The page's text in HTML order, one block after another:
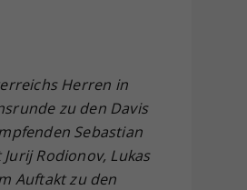
Herren in
zu den Davis
Sebastian
Rodionov, Lukas
Auftakt zu den